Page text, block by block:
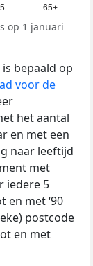
65+
op 1 januari
bepaald op
voor de
het aantal
en met een
naar leeftijd
met
iedere 5
en met ‘90
postcode
en met